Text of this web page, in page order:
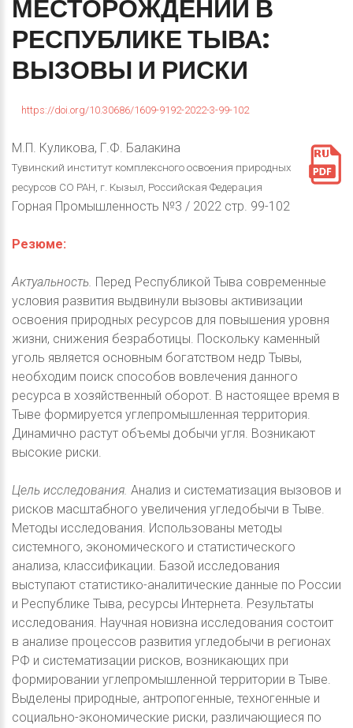
МЕСТОРОЖДЕНИЙ В
РЕСПУБЛИКЕТЫВА:
ВЫЗОВЫ И РИСКИ
https://doi.org/10.30686/1609-9192-2022-3-99-102
М.П. Куликова, Г.Ф. Балакина
Тувинский институт комплексного освоения природных
ресурсов СО РАН, г. Кызыл, Российская Федерация
Горная Промышленность №3 / 2022 стр. 99-102
Резюме:
Актуальность. Перед Республикой Тыва современные
условия развития выдвинули вызовы активизации
освоения природных ресурсов для повышения уровня
жизни, снижения безработицы. Поскольку каменный
уголь является основным богатством недр Тывы,
необходим поиск способов вовлечения данного
ресурса в хозяйственный оборот. В настоящее время в
Тыве формируется углепромышленная территория.
Динамично растут объемы добычи угля. Возникают
высокие риски.
Цель исследования. Анализ и систематизация вызовов и
рисков масштабного увеличения угледобычи в Тыве.
Методы исследования. Использованы методы
системного, экономического и статистического
анализа, классификации. Базой исследования
выступают статистико-аналитические данные по России
и Республике Тыва, ресурсы Интернетa. Результаты
исследования. Научная новизна исследования состоит
в анализе процессов развития угледобычи в регионах
РФ и систематизации рисков, возникающих при
формировании углепромышленной территории в Тыве.
Выделены природные, антропогенные, техногенные и
социально-экономические риски, различающиеся по